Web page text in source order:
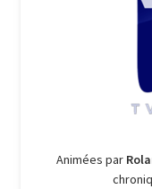
Animées par